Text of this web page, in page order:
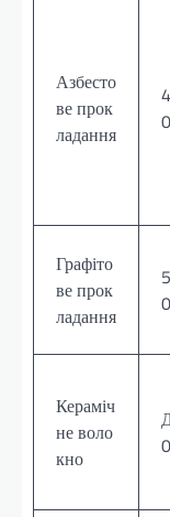
Азбесто
ве прок
ладання
Графіто
ве прок
ладання
Кераміч
не воло
кно